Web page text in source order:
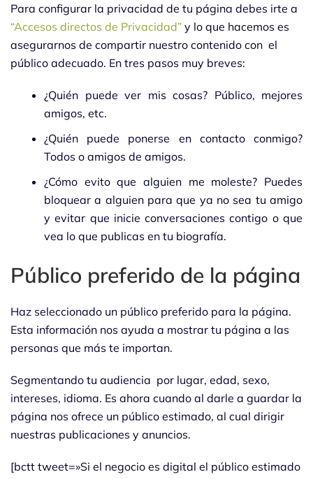
Para configurar la privacidad de tu página debes irte a
“Accesos directos de Privacidad” y lo que hacemos es
asegurarnos de compartir nuestro contenido con el
público adecuado. En tres pasos muy breves:
¿Quién puede ver mis cosas? Público, mejores
amigos, etc.
¿Quién puede ponerse en contacto conmigo?
Todos o amigos de amigos.
¿Cómo evito que alguien me moleste? Puedes
bloquear a alguien para que ya no sea tu amigo
y evitar que inicie conversaciones contigo o que
vea lo que publicas en tu biografía.
Público preferido de la página
Haz seleccionado un público preferido para la página.
Esta información nos ayuda a mostrar tu página a las
personas que más te importan.
Segmentando tu audiencia por lugar, edad, sexo,
intereses, idioma. Es ahora cuando al darle a guardar la
página nos ofrece un público estimado, al cual dirigir
nuestras publicaciones y anuncios.
[bctt tweet=»Si el negocio es digital el público estimado